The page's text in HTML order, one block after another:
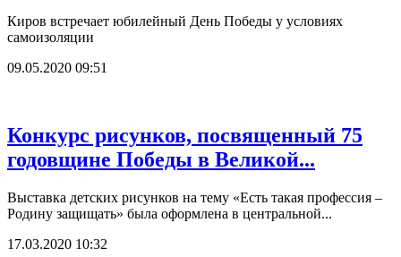
Киров встречает юбилейный День Победы у условиях
самоизоляции
09.05.2020 09:51
Конкурс рисунков, посвященный 75
годовщине Победы в Великой...
Выставка детских рисунков на тему «Есть такая профессия –
Родину защищать» была оформлена в центральной...
17.03.2020 10:32